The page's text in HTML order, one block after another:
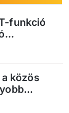
funkció
közös